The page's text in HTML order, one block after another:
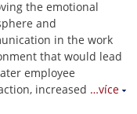
the emotional
and
in the work
that would lead
employee
increased …více